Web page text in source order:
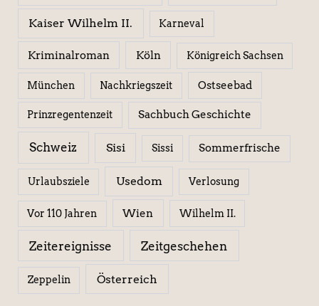
Kaiser Wilhelm II. Karneval
Kriminalroman Köln Königreich Sachsen
München Nachkriegszeit Ostseebad
Prinzregentenzeit Sachbuch Geschichte
Schweiz Sisi Sissi Sommerfrische
Urlaubsziele Usedom Verlosung
Vor 110 Jahren Wien Wilhelm II.
Zeitereignisse Zeitgeschehen
Zeppelin Österreich